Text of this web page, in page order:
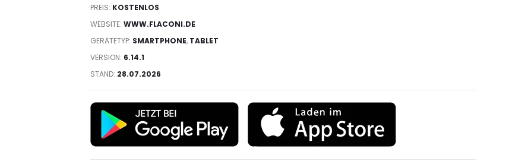
PREIS: KOSTENLOS
WEBSITE:WWW.FLACONI.DE
GERÄTETYP: SMARTPHONE, TABLET
VERSION: 6.14.1
STAND: 28.07.2026